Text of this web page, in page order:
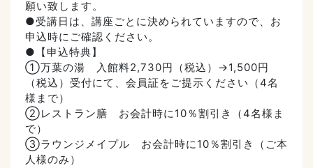
願い致します。
●受講日は、講座ごとに決められていますので、お
申込時にご確認ください。
●【申込特典】
①万葉の湯 入館料2,730円（税込）→1,500円
（税込）受付にて、会員証をご提示ください（4名
様まで）
②レストラン膳 お会計時に10％割引き（4名様ま
で）
③ラウンジメイプル お会計時に10％割引き（ご本
人様のみ）